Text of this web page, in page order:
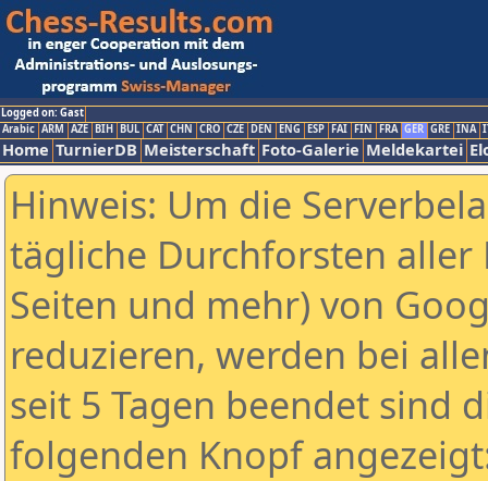
Logged on: Gast
Arabic ARM AZE BIH BUL CAT CHN CRO CZE DEN ENG ESP FAI FIN FRA GER GRE INA
Home TurnierDB Meisterschaft Foto-Galerie Meldekartei
Hinweis: Um die
tägliche Durchforsten aller
Seiten und mehr) von
reduzieren, werden bei
seit 5 Tagen beendet sind
folgenden Knopf